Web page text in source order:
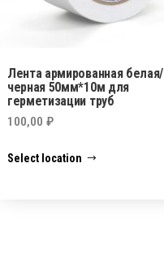
Лента армированная белая/
черная 50мм*10м для
герметизации труб
100,00 ₽
Select location